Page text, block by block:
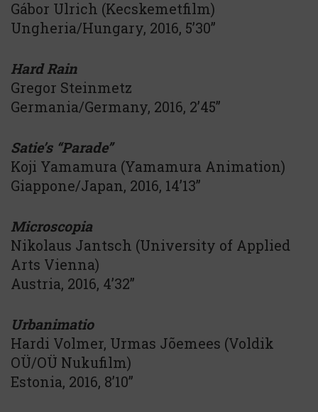
Gábor Ulrich (Kecskemetfilm)
Ungheria/Hungary, 2016, 5’30”
Hard Rain
Gregor Steinmetz
Germania/Germany, 2016, 2’45’’
Satie’s “Parade”
Koji Yamamura (Yamamura Animation)
Giappone/Japan, 2016, 14’13’’
Microscopia
Nikolaus Jantsch (University of Applied
Arts Vienna)
Austria, 2016, 4’32”
Urbanimatio
Hardi Volmer, Urmas Jõemees (Voldik
OÜ/OÜ Nukufilm)
Estonia, 2016, 8’10”